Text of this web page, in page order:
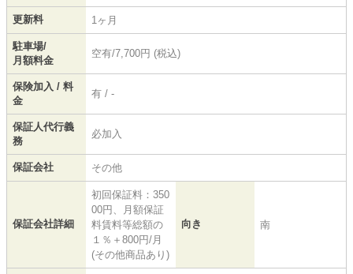
更新料 1ヶ月
駐車場/
月額料金
空有/7,700円 (税込)
保険加入 / 料
金
有 / -
保証人代行義
務
必加入
保証会社 その他
保証会社詳細
初回保証料：350
00円、月額保証
料賃料等総額の
１％＋800円/月
(その他商品あり)
向き 南